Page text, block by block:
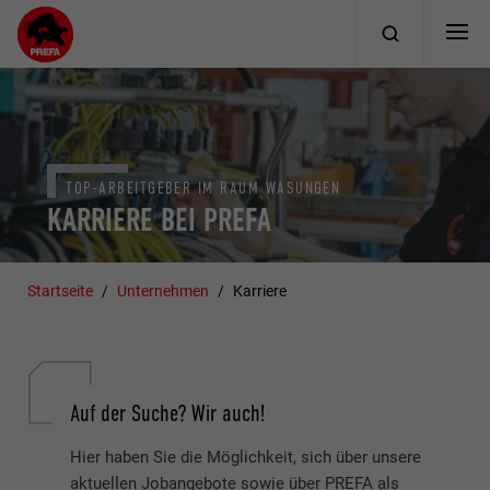
KARRIERE BEI PREFA
TOP-ARBEITGEBER IM RAUM WASUNGEN
Startseite Unternehmen Karriere
Auf der Suche? Wir auch!
Hier haben Sie die Möglichkeit, sich über unsere
aktuellen Jobangebote sowie über PREFA als